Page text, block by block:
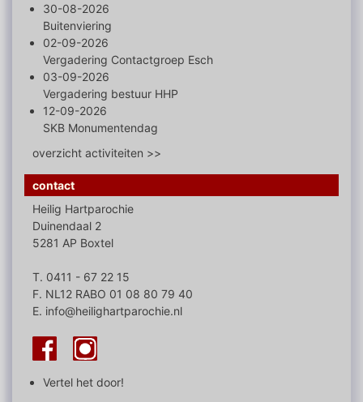
30-08-2026
Buitenviering
02-09-2026
Vergadering Contactgroep Esch
03-09-2026
Vergadering bestuur HHP
12-09-2026
SKB Monumentendag
overzicht activiteiten >>
contact
Heilig Hartparochie
Duinendaal 2
5281 AP Boxtel
T. 0411 - 67 22 15
F. NL12 RABO 01 08 80 79 40
E. info@heilighartparochie.nl
Vertel het door!